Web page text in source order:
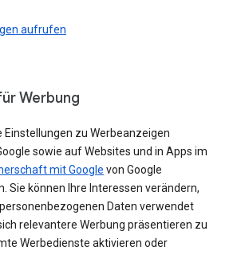
aufrufen
Werbung
Einstellungen zu Werbeanzeigen
sowie auf Websites und in Apps im
mit Google von Google
Sie können Ihre Interessen verändern,
Daten verwendet
relevantere Werbung präsentieren zu
Werbedienste aktivieren oder